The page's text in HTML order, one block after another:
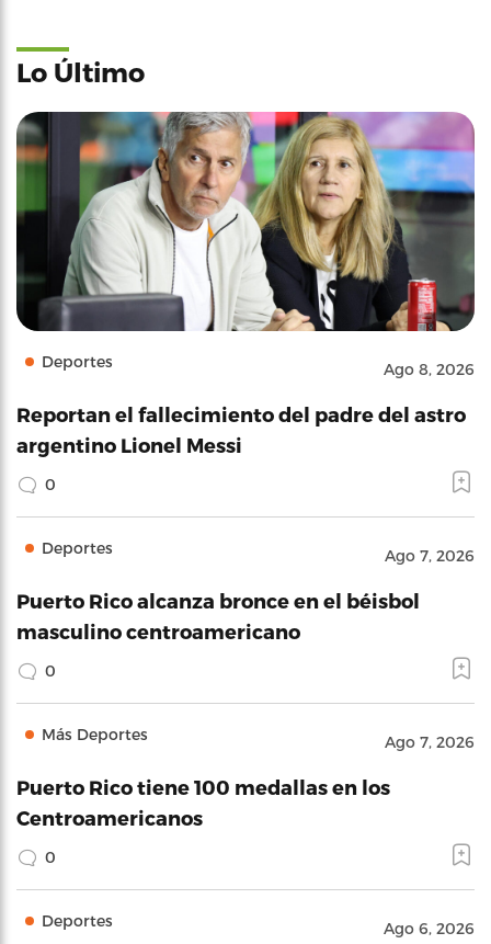
Lo Último
Deportes Ago 8, 2026
Reportan el fallecimiento del padre del astro
argentino Lionel Messi
0
Deportes Ago 7, 2026
Puerto Rico alcanza bronce en el béisbol
masculino centroamericano
0
Más Deportes Ago 7, 2026
Puerto Rico tiene 100 medallas en los
Centroamericanos
0
Deportes Ago 6, 2026